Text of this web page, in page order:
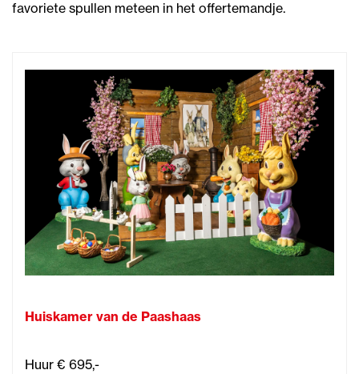
favoriete spullen meteen in het offertemandje.
Huiskamer van de Paashaas
Huur € 695,-